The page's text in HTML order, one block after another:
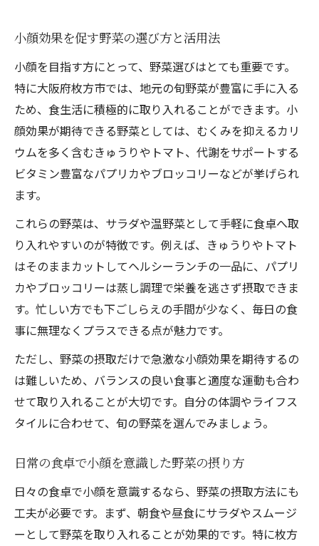
小顔効果を促す野菜の選び方と活用法
小顔を目指す方にとって、野菜選びはとても重要です。
特に大阪府枚方市では、地元の旬野菜が豊富に手に入る
ため、食生活に積極的に取り入れることができます。小
顔効果が期待できる野菜としては、むくみを抑えるカリ
ウムを多く含むきゅうりやトマト、代謝をサポートする
ビタミン豊富なパプリカやブロッコリーなどが挙げられ
ます。
これらの野菜は、サラダや温野菜として手軽に食卓へ取
り入れやすいのが特徴です。例えば、きゅうりやトマト
はそのままカットしてヘルシーランチの一品に、パプリ
カやブロッコリーは蒸し調理で栄養を逃さず摂取できま
す。忙しい方でも下ごしらえの手間が少なく、毎日の食
事に無理なくプラスできる点が魅力です。
ただし、野菜の摂取だけで急激な小顔効果を期待するの
は難しいため、バランスの良い食事と適度な運動も合わ
せて取り入れることが大切です。自分の体調やライフス
タイルに合わせて、旬の野菜を選んでみましょう。
日常の食卓で小顔を意識した野菜の摂り方
日々の食卓で小顔を意識するなら、野菜の摂取方法にも
工夫が必要です。まず、朝食や昼食にサラダやスムージ
ーとして野菜を取り入れることが効果的です。特に枚方